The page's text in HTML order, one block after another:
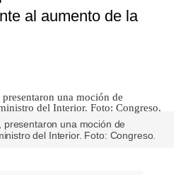
al aumento de la
presentaron una moción de
del Interior. Foto: Congreso.